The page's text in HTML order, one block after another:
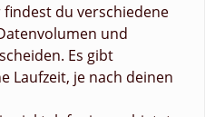
findest du verschiedene
und
Es gibt
Laufzeit, je nach deinen